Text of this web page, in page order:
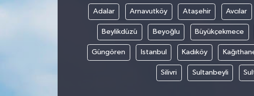
Adalar Arnavutköy Ataşehir Avcılar
Beylikdüzü Beyoğlu Büyükçekmece
Güngören Istanbul Kadıköy
Silivri Sultanbeyli